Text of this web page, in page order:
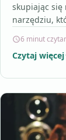
skupiając się
narzędziu,
6 minut
Czytaj więcej